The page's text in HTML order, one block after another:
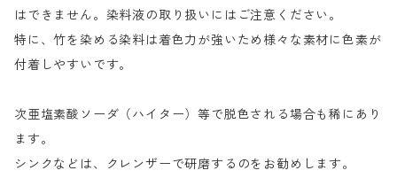
マ行
絹・羊毛を染める染料
はできません。染料液の取り扱いにはご注意ください。
特に、竹を染める染料は着色力が強いため様々な素材に色素が
付着しやすいです。
次亜塩素酸ソーダ（ハイター）等で脱色される場合も稀にあり
ます。
シンクなどは、クレンザーで研磨するのをお勧めします。